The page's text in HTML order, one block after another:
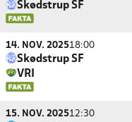
Skødstrup SF
14. NOV. 202518:00
Skødstrup SF
VRI
15. NOV. 202512:30